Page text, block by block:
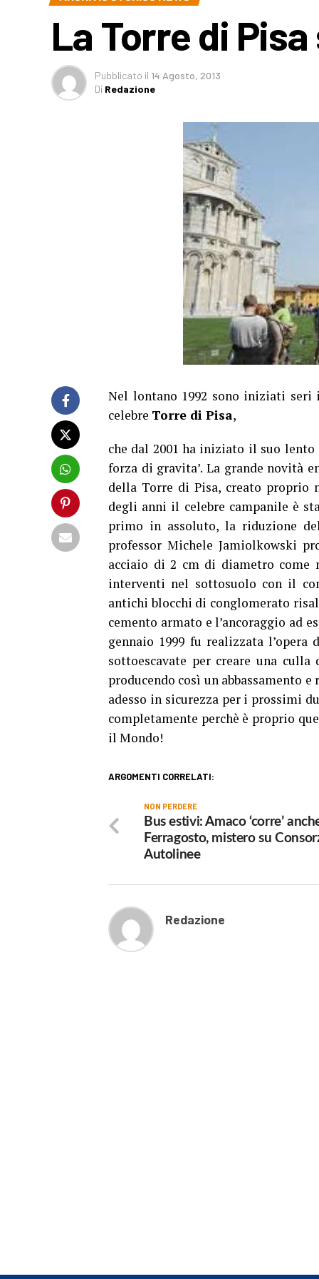
La Torre di
Pubblicato il 14 Agosto, 2013
Di Redazione
Nel lontano 1992 sono iniziati
celebre Torre di Pisa,
che dal 2001 ha iniziato il suo lento
forza di gravita’. La grande novità
della Torre di Pisa, creato proprio
degli anni il celebre campanile è
primo in assoluto, la riduzione
professor Michele Jamiolkowski
acciaio di 2 cm di diametro
interventi nel sottosuolo con il
antichi blocchi di conglomerato
cemento armato e l’ancoraggio ad
gennaio 1999 fu realizzata
sottoescavate per creare una
producendo così un abbassamento
adesso in sicurezza per i prossimi
completamente perchè è proprio
il Mondo!
ARGOMENTI CORRELATI:
NON PERDERE
Bus estivi: Amaco ‘corre’
Ferragosto, mistero su
Autolinee
Redazione